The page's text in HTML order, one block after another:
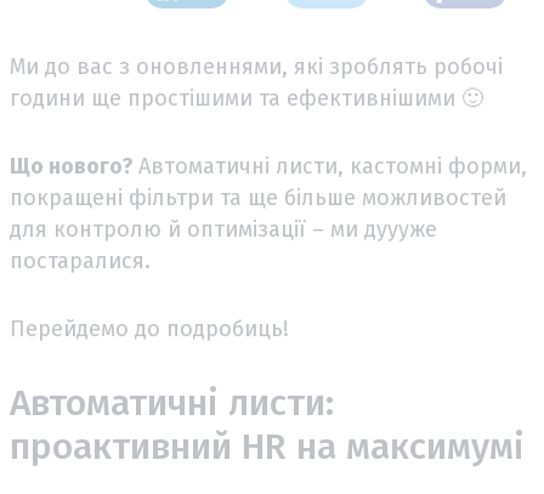
Ми до вас з оновленнями, які зроблять робочі
години ще простішими та ефективнішими 🙂
Що нового? Автоматичні листи, кастомні форми,
покращені фільтри та ще більше можливостей
для контролю й оптимізації – ми дуууже
постаралися.
Перейдемо до подробиць!
Автоматичні листи:
проактивний HR на максимумі